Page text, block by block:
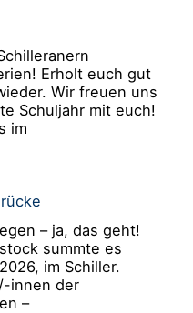
Erholt euch gut
Wir freuen uns
Schuljahr mit euch!
im
– ja, das geht!
summte es
im Schiller.
innen der
–